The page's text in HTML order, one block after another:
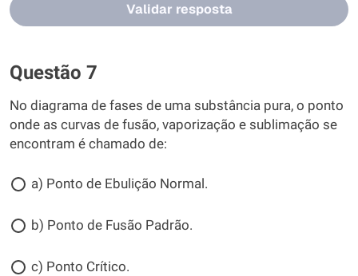
Validar resposta
Questão 7
No diagrama de fases de uma substância pura, o ponto
onde as curvas de fusão, vaporização e sublimação se
encontram é chamado de:
a) Ponto de Ebulição Normal.
b) Ponto de Fusão Padrão.
c) Ponto Crítico.